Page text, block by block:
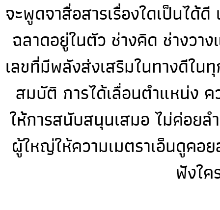
จะพูดจาสื่อสารเรื่องใดเป็นได้
ฉลาดอยู่ในตัว ช่างคิด ช่างวา
เลขที่มีพลังส่งเสริมในทางดีใ
สมบัติ การได้เลื่อนตำแหน่ง
ให้การสนับสนุนเสมอ ไม่ค่อยล
ผู้ใหญ่ให้ความเมตราเอ็นดูค
ฟังใค